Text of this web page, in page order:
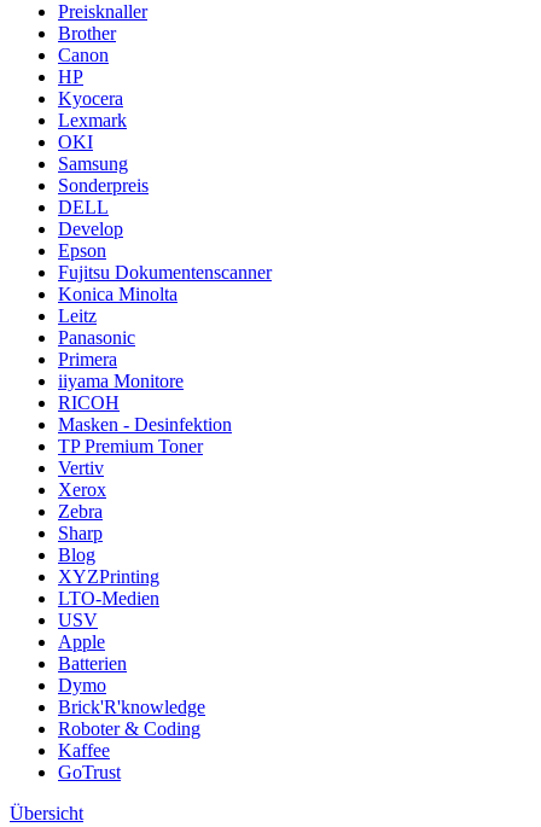
Preisknaller
Brother
Canon
HP
Kyocera
Lexmark
OKI
Samsung
Sonderpreis
DELL
Develop
Epson
Fujitsu Dokumentenscanner
Konica Minolta
Leitz
Panasonic
Primera
iiyama Monitore
RICOH
Masken - Desinfektion
TP Premium Toner
Vertiv
Xerox
Zebra
Sharp
Blog
XYZPrinting
LTO-Medien
USV
Apple
Batterien
Dymo
Brick'R'knowledge
Roboter & Coding
Kaffee
GoTrust
Übersicht